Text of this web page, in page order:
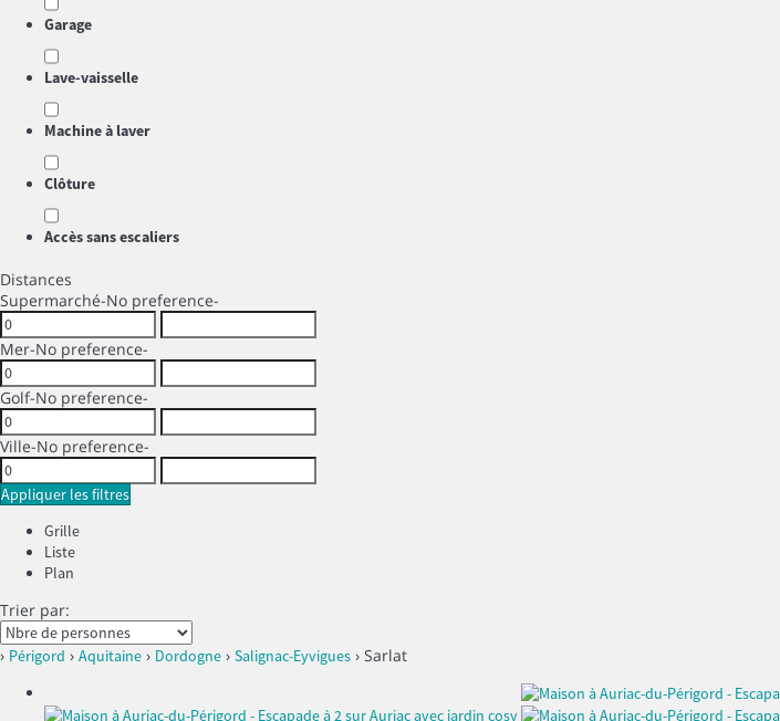
Garage
Lave-vaisselle
Machine à laver
Clôture
Accès sans escaliers
Distances
Supermarché-No preference-
Mer-No preference-
Golf-No preference-
Ville-No preference-
Appliquer les filtres
Grille
Liste
Plan
Trier par:
› Périgord › Aquitaine › Dordogne › Salignac-Eyvigues › Sarlat